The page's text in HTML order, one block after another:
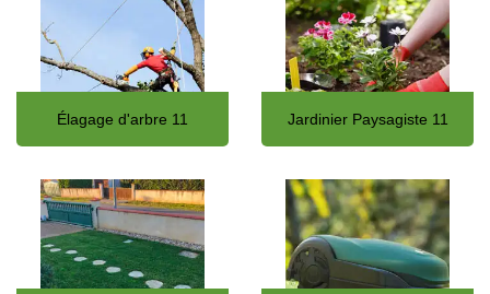
Élagage d'arbre 11 Jardinier Paysagiste 11